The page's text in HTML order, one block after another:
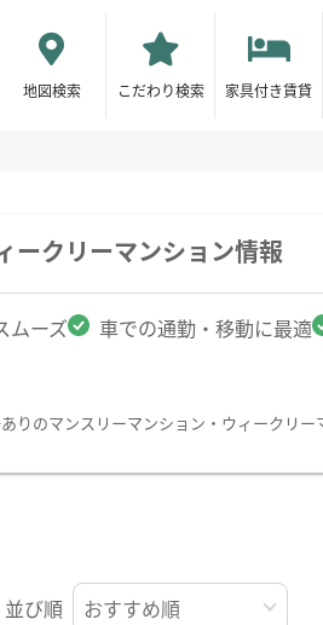
地図検索 こだわり検索 家具付き賃貸
ークリーマンション情報
ムーズ 車での通勤・移動に最適
のマンスリーマンション・ウィークリ
並び順